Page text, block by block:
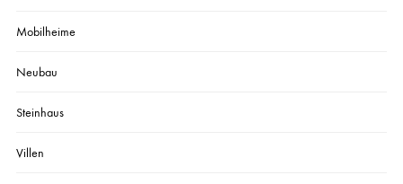
Mobilheime
Neubau
Steinhaus
Villen